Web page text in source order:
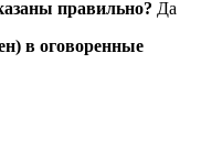
правильно? Да
в оговоренные